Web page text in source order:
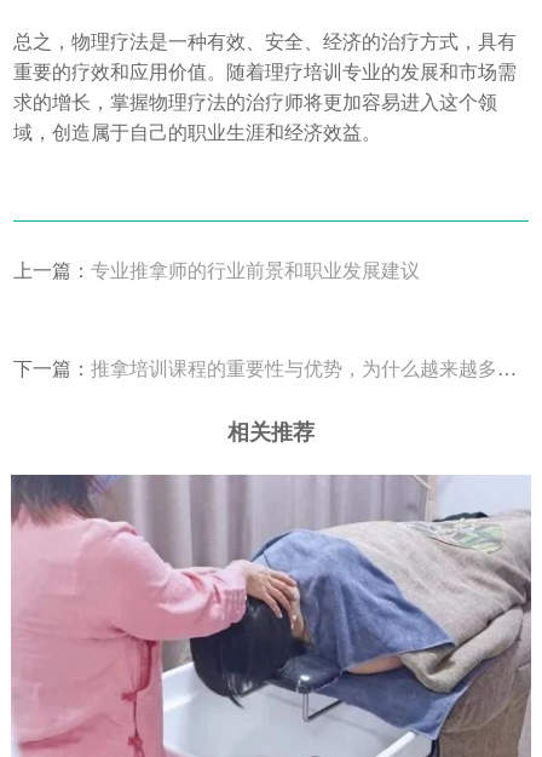
总之，物理疗法是一种有效、安全、经济的治疗方式，具有
重要的疗效和应用价值。随着理疗培训专业的发展和市场需
求的增长，掌握物理疗法的治疗师将更加容易进入这个领
域，创造属于自己的职业生涯和经济效益。
上一篇：专业推拿师的行业前景和职业发展建议
下一篇：推拿培训课程的重要性与优势，为什么越来越多人愿意尝试？
相关推荐